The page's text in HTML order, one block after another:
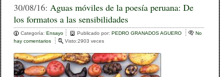
30/08/16:Aguas móviles de la poesía peruana: De
los formatos a las sensibilidades
Categoría:Ensayo Publicado por:PEDRO GRANADOS AGUERO
No
hay comentarios
A
g
u
Visto:2903 veces